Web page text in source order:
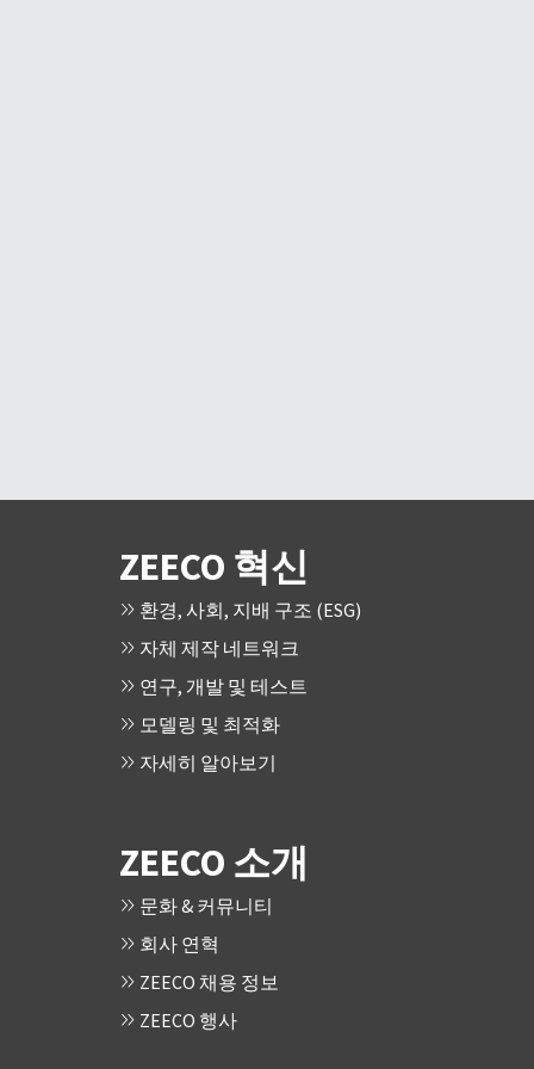
ZEECO 혁신
환경, 사회, 지배 구조 (ESG)
자체 제작 네트워크
연구, 개발 및 테스트
모델링 및 최적화
자세히 알아보기
ZEECO 소개
문화 & 커뮤니티
회사 연혁
ZEECO 채용 정보
ZEECO 행사